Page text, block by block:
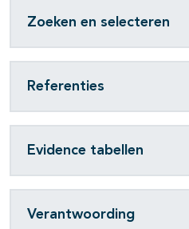
Zoeken en selecteren
Referenties
Evidence tabellen
Verantwoording